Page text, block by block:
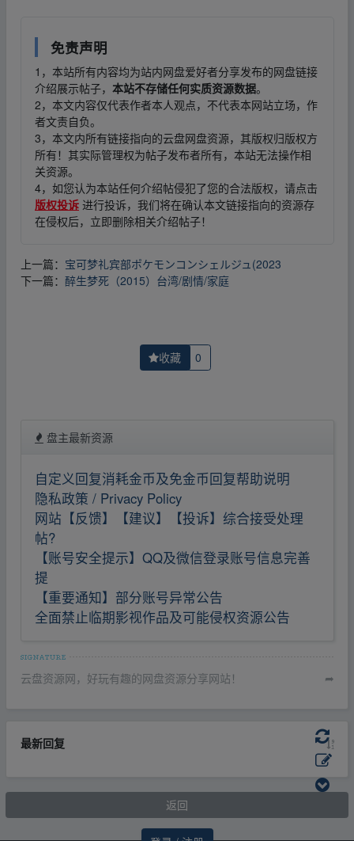
免责声明
1，本站所有内容均为站内网盘爱好者分享发布的网盘链接
介绍展示帖子， 本站不存储任何实质资源数据。
2，本文内容仅代表作者本人观点，不代表本网站立场，作
者文责自负。
3，本文内所有链接指向的云盘网盘资源，其版权归版权方
所有！其实际管理权为帖子发布者所有，本站无法操作相
关资源。
4，如您认为本站任何介绍帖侵犯了您的合法版权，请点击
版权投诉 进行投诉，我们将在确认本文链接指向的资源存
在侵权后，立即删除相关介绍帖子！
上一篇： 宝可梦礼宾部ポケモンコンシェルジュ(2023
下一篇： 醉生梦死（2015）台湾/剧情/家庭
收藏 0
盘主最新资源
自定义回复消耗金币及免金币回复帮助说明
隐私政策 / Privacy Policy
网站【反馈】【建议】【投诉】综合接受处理
帖?
【账号安全提示】QQ及微信登录账号信息完善
提
【重要通知】部分账号异常公告
全面禁止临期影视作品及可能侵权资源公告
云盘资源网，好玩有趣的网盘资源分享网站！ ➦
最新回复
返回